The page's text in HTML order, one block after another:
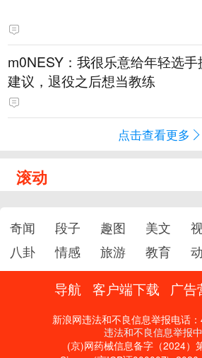
m0NESY：我很乐意给年轻选手
建议，退役之后想当教练
点击查看更多
滚动
奇闻 段子 趣图 美文
八卦
情感 旅游 教育
导航 客户端下载 广告
新浪网违法和不良信息举报电话
违法和不良信息举报
(京)网药械信息备字（2024）